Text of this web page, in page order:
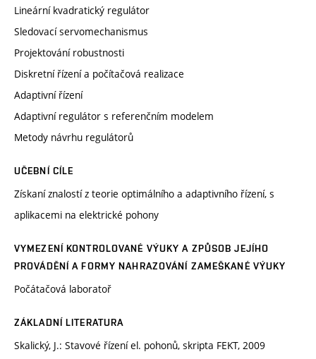
Lineární kvadratický regulátor
Sledovací servomechanismus
Projektování robustnosti
Diskretní řízení a počítačová realizace
Adaptivní řízení
Adaptivní regulátor s referenčním modelem
Metody návrhu regulátorů
UČEBNÍ CÍLE
Získaní znalostí z teorie optimálního a adaptivního řízení, s
aplikacemi na elektrické pohony
VYMEZENÍ KONTROLOVANÉ VÝUKY A ZPŮSOB JEJÍHO
PROVÁDĚNÍ A FORMY NAHRAZOVÁNÍ ZAMEŠKANÉ VÝUKY
Počátačová laboratoř
ZÁKLADNÍ LITERATURA
Skalický, J.: Stavové řízení el. pohonů, skripta FEKT, 2009